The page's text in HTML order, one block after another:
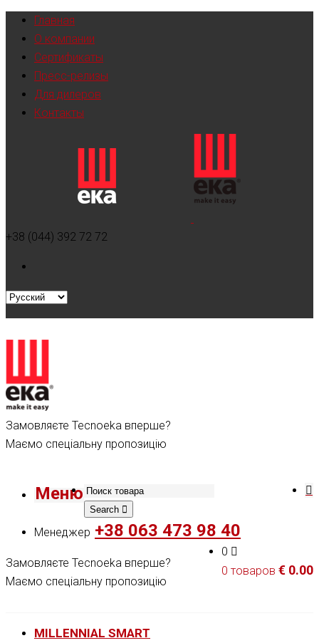
Главная
О компании
Сертификаты
Пресс-релизы
Для дилеров
Контакты
+38 (044) 392 72 72
Замовляєте Tecnoeka вперше?
Маємо спеціальну пропозицію
Меню
Search
Менеджер +38 063 473 98 40
0
0 товаров € 0.00
Замовляєте Tecnoeka вперше?
Маємо спеціальну пропозицію
MILLENNIAL SMART